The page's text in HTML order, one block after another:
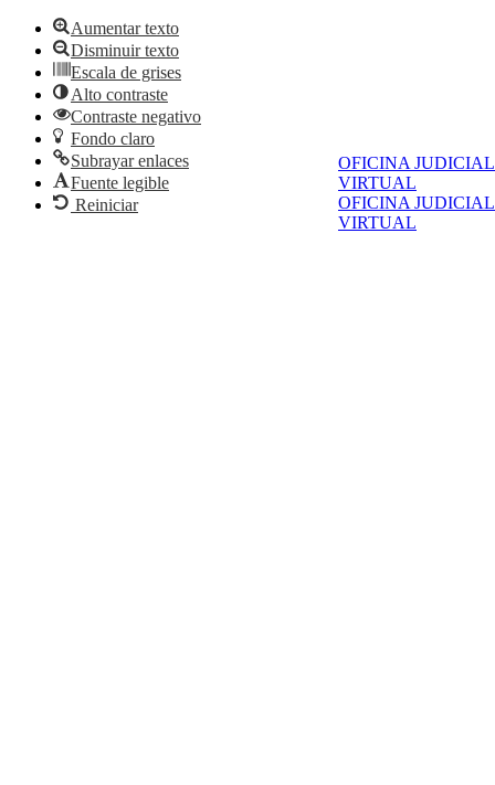
OFICINA JUDICIAL
VIRTUAL
OFICINA JUDICIAL
VIRTUAL
Aumentar texto
Disminuir texto
Escala de grises
Alto contraste
Contraste negativo
Fondo claro
Subrayar enlaces
Fuente legible
Reiniciar